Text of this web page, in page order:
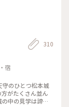
宿
310
守のひとつ松本城
がたくさん並ん
中の見学は諦め